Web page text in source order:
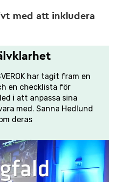
med att inkludera
har tagit fram en
en checklista för
i att anpassa sina
med. Sanna Hedlund
deras